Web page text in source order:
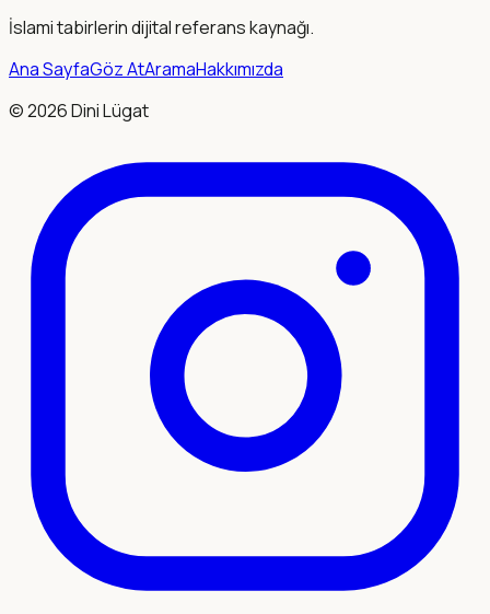
İslami tabirlerin dijital referans kaynağı.
Ana SayfaGöz AtAramaHakkımızda
©2026Dini Lügat